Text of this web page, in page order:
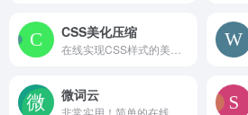
CSS美化压缩
微词云